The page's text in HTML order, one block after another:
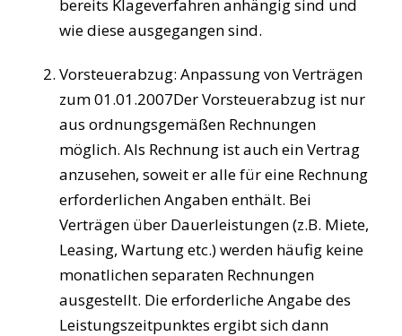
bereits Klageverfahren anhängig sind und
wie diese ausgegangen sind.
Vorsteuerabzug: Anpassung von Verträgen
zum 01.01.2007Der Vorsteuerabzug ist nur
aus ordnungsgemäßen Rechnungen
möglich. Als Rechnung ist auch ein Vertrag
anzusehen, soweit er alle für eine Rechnung
erforderlichen Angaben enthält. Bei
Verträgen über Dauerleistungen (z.B. Miete,
Leasing, Wartung etc.) werden häufig keine
monatlichen separaten Rechnungen
ausgestellt. Die erforderliche Angabe des
Leistungszeitpunktes ergibt sich dann